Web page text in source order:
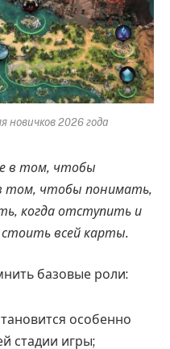
новичков 2026 года
в том, чтобы
том, чтобы понимать,
когда отступить и
всей карты.
базовые роли:
особенно
стадии игры;